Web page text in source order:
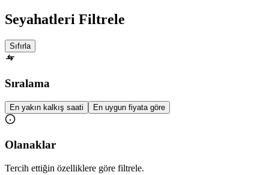
Seyahatleri Filtrele
Sıfırla
Sıralama
En yakın kalkış saati En uygun fiyata göre
Olanaklar
Tercih ettiğin özelliklere göre filtrele.